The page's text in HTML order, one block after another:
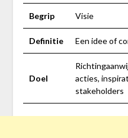
Begrip Visie
Definitie Een idee of
Doel
acties,
stakeholders